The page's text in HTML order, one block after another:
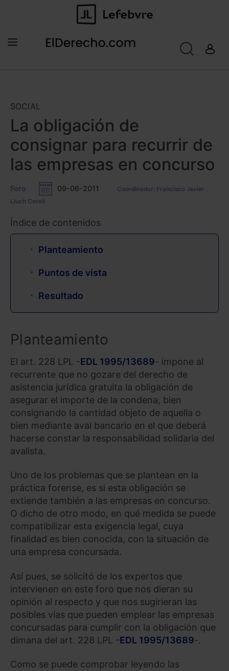
SOCIAL
La obligación de
consignar para recurrir de
las empresas en concurso
Foro 09-06-2011
Coordinador: Francisco Javier
Lluch Corell
Índice de contenidos
Planteamiento
Puntos de vista
Resultado
Planteamiento
El art. 228 LPL -EDL 1995/13689- impone al
recurrente que no gozare del derecho de
asistencia jurídica gratuita la obligación de
asegurar el importe de la condena, bien
consignando la cantidad objeto de aquella o
bien mediante aval bancario en el que deberá
hacerse constar la responsabilidad solidaria del
avalista.
Uno de los problemas que se plantean en la
práctica forense, es si esta obligación se
extiende también a las empresas en concurso.
O dicho de otro modo, en qué medida se puede
compatibilizar esta exigencia legal, cuya
finalidad es bien conocida, con la situación de
una empresa concursada.
Así pues, se solicitó de los expertos que
intervienen en este foro que nos dieran su
opinión al respecto y que nos sugirieran las
posibles vías que pueden emplear las empresas
concursadas para cumplir con la obligación que
dimana del art. 228 LPL -EDL 1995/13689-.
Como se puede comprobar leyendo las